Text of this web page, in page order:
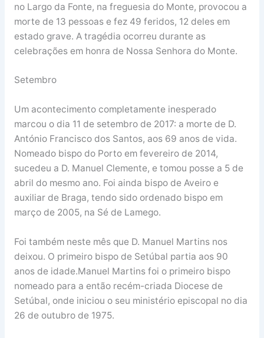
no Largo da Fonte, na freguesia do Monte, provocou a
morte de 13 pessoas e fez 49 feridos, 12 deles em
estado grave. A tragédia ocorreu durante as
celebrações em honra de Nossa Senhora do Monte.
Setembro
Um acontecimento completamente inesperado
marcou o dia 11 de setembro de 2017: a morte de D.
António Francisco dos Santos, aos 69 anos de vida.
Nomeado bispo do Porto em fevereiro de 2014,
sucedeu a D. Manuel Clemente, e tomou posse a 5 de
abril do mesmo ano. Foi ainda bispo de Aveiro e
auxiliar de Braga, tendo sido ordenado bispo em
março de 2005, na Sé de Lamego.
Foi também neste mês que D. Manuel Martins nos
deixou. O primeiro bispo de Setúbal partia aos 90
anos de idade.Manuel Martins foi o primeiro bispo
nomeado para a então recém-criada Diocese de
Setúbal, onde iniciou o seu ministério episcopal no dia
26 de outubro de 1975.